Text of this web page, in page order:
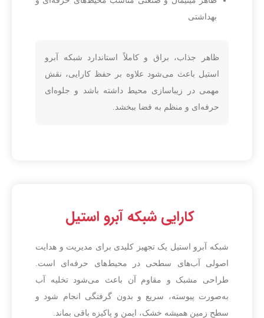
بهداشتی
ظاهر جذاب، براق و کاملاً استاندارد شبکه آبرو
استیل باعث می‌شود علاوه بر حفظ کارایی، نقش
مهمی در زیباسازی محیط داشته باشد و جلوه‌ای
حرفه‌ای و منظم به فضا ببخشد.
کارایی شبکه آبرو استیل
شبکه آبرو استیل یک تجهیز کلیدی برای مدیریت و هدایت
اصولی آب‌های سطحی در محیط‌های حرفه‌ای است.
طراحی مشبک و مقاوم آن باعث می‌شود تخلیه آب
به‌صورت پیوسته، سریع و بدون گرفتگی انجام شود و
سطح زمین همیشه خشک، ایمن و پاکیزه باقی بماند.